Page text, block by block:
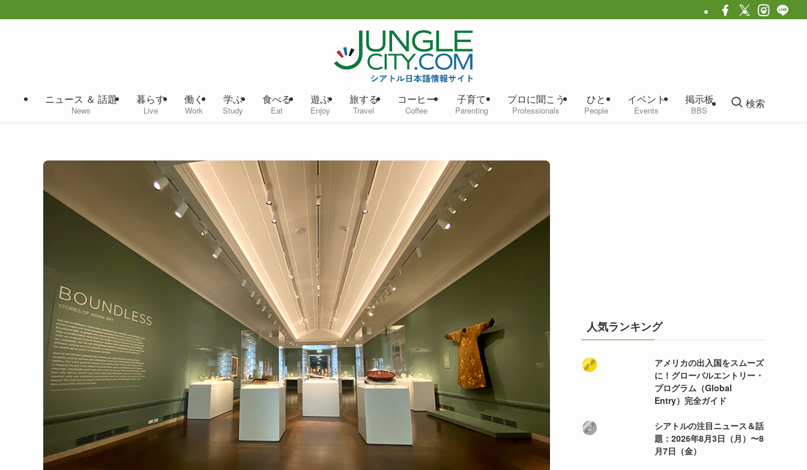
ニュース ＆ 話題
News
暮らす
Live
働く
Work
学ぶ
Study
食べる
Eat
遊ぶ
Enjoy
旅する
Travel
コーヒー
Coffee
子育て
Parenting
プロに聞こう
Professionals
ひと
People
イベント
Events
掲示板
BBS
検索
人気ランキング
アメリカの出入国をスムーズ
に！グローバルエントリー・
プログラム（Global
Entry）完全ガイド
シアトルの注目ニュース＆話
題：2026年8月3日（月）〜8
月7日（金）